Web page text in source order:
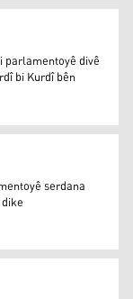
Kurdî bi
parlamentoyê divê
bi Kurdî bên
dike
serdana